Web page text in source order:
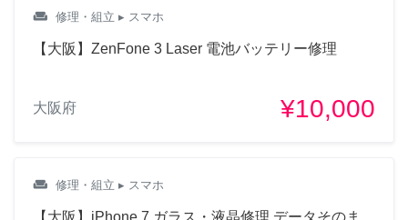
weekend 修理・組立 ▸ スマホ
【大阪】ZenFone 3 Laser 電池バッテリー修理
大阪府 ¥10,000
weekend 修理・組立 ▸ スマホ
【大阪】iPhone 7 ガラス・液晶修理 データそのま